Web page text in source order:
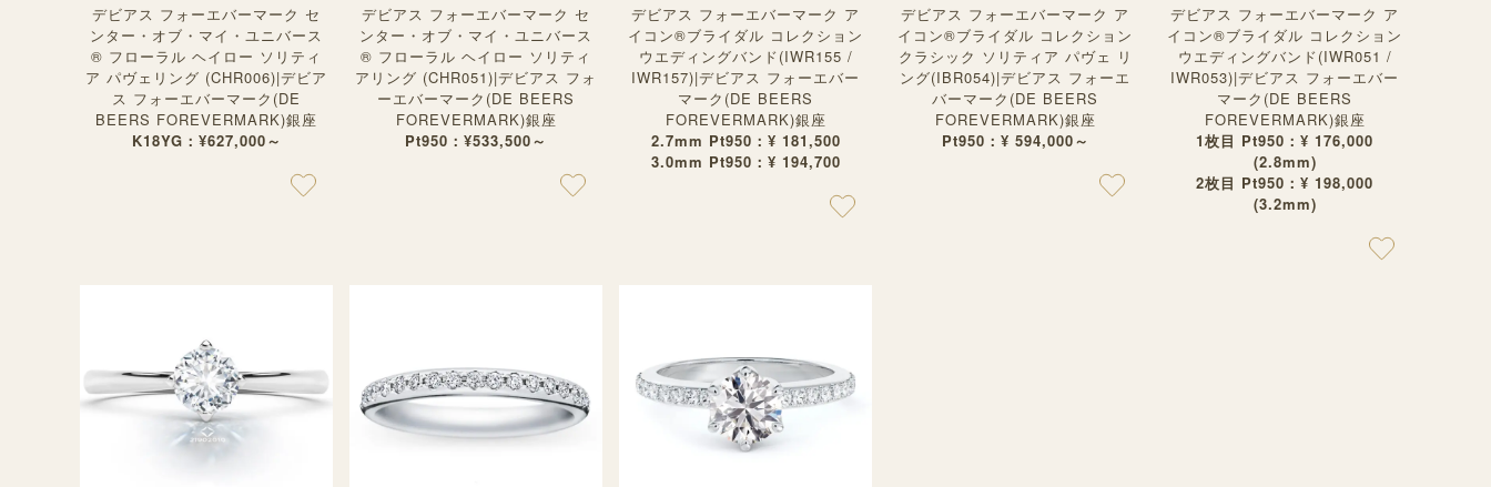
デビアス フォーエバーマーク セ
ンター・オブ・マイ・ユニバース
® フローラル ヘイロー ソリティ
ア パヴェリング (CHR006)|デビア
ス フォーエバーマーク(DE
BEERS FOREVERMARK)銀座
K18YG：¥627,000～
デビアス フォーエバーマーク セ
ンター・オブ・マイ・ユニバース
® フローラル ヘイロー ソリティ
アリング (CHR051)|デビアス フォ
ーエバーマーク(DE BEERS
FOREVERMARK)銀座
Pt950：¥533,500～
デビアス フォーエバーマーク ア
イコン®︎ブライダル コレクション
ウエディングバンド(IWR155 /
IWR157)|デビアス フォーエバー
マーク(DE BEERS
FOREVERMARK)銀座
2.7mm Pt950：¥ 181,500
3.0mm Pt950：¥ 194,700
デビアス フォーエバーマーク ア
イコン®︎ブライダル コレクション
クラシック ソリティア パヴェ リ
ング(IBR054)|デビアス フォーエ
バーマーク(DE BEERS
FOREVERMARK)銀座
Pt950：¥ 594,000～
デビアス フォーエバーマーク ア
イコン®︎ブライダル コレクション
ウエディングバンド(IWR051 /
IWR053)|デビアス フォーエバー
マーク(DE BEERS
FOREVERMARK)銀座
1枚目 Pt950：¥ 176,000
(2.8mm)
2枚目 Pt950：¥ 198,000
(3.2mm)